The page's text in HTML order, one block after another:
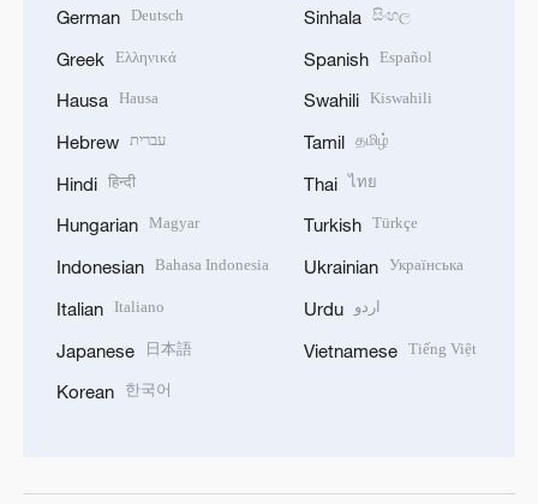
German Deutsch
Greek Ελληνικά
Hausa Hausa
Hebrew עברית
Hindi हिन्दी
Hungarian Magyar
Indonesian Bahasa Indonesia
Italian Italiano
Japanese 日本語
Korean 한국어
Sinhala සිංහල
Spanish Español
Swahili Kiswahili
Tamil தமிழ்
Thai ไทย
Turkish Türkçe
Ukrainian Українська
Urdu اردو
Vietnamese Tiếng Việt